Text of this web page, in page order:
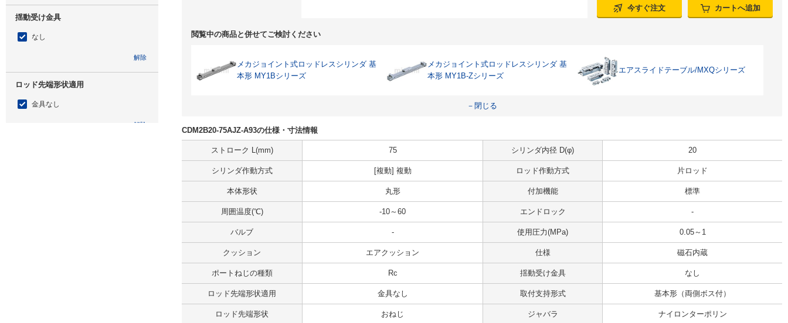
揺動受け金具
なし
解除
ロッド先端形状適用
金具なし
解除
今すぐ注文 カートへ追加
閲覧中の商品と併せてご検討ください
メカジョイント式ロッドレスシリンダ 基
本形 MY1Bシリーズ
メカジョイント式ロッドレスシリンダ 基
本形 MY1B-Zシリーズ
エアスライドテーブル/MXQシリーズ
－閉じる
CDM2B20-75AJZ-A93の仕様・寸法情報
ストローク L(mm) 75 シリンダ内径 D(φ) 20
シリンダ作動方式 [複動] 複動 ロッド作動方式 片ロッド
本体形状 丸形 付加機能 標準
周囲温度(℃) -10～60 エンドロック -
バルブ - 使用圧力(MPa) 0.05～1
クッション エアクッション 仕様 磁石内蔵
ポートねじの種類 Rc 揺動受け金具 なし
ロッド先端形状適用 金具なし 取付支持形式 基本形（両側ボス付）
ロッド先端形状 おねじ ジャバラ ナイロンターポリン